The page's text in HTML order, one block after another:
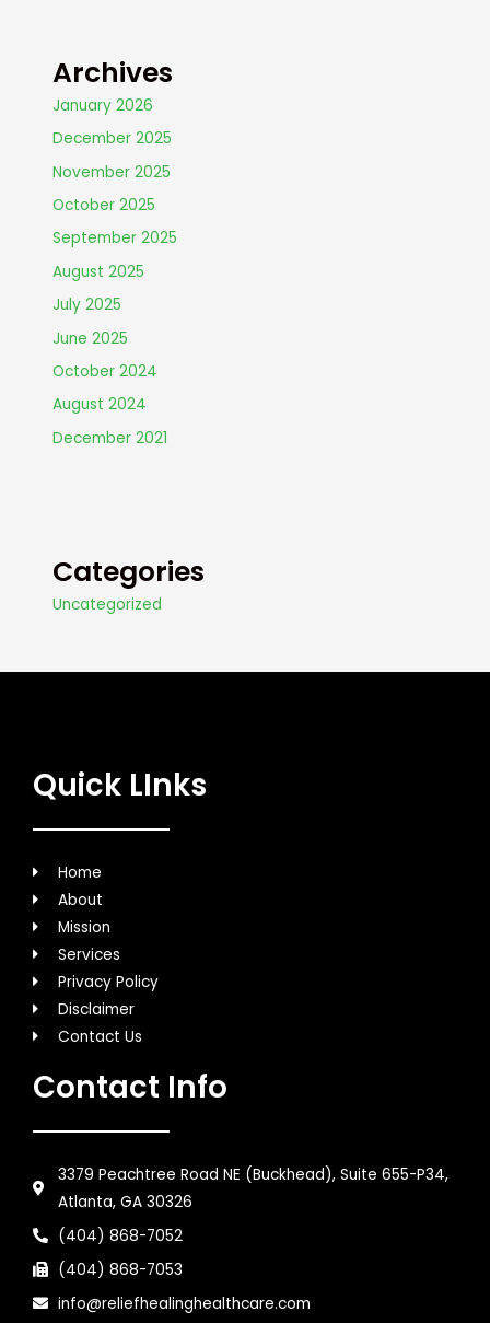
Archives
January 2026
December 2025
November 2025
October 2025
September 2025
August 2025
July 2025
June 2025
October 2024
August 2024
December 2021
Categories
Uncategorized
Quick LInks
Home
About
Mission
Services
Privacy Policy
Disclaimer
Contact Us
Contact Info
3379 Peachtree Road NE (Buckhead), Suite 655-P34,
Atlanta, GA 30326
(404) 868-7052
(404) 868-7053
info@reliefhealinghealthcare.com